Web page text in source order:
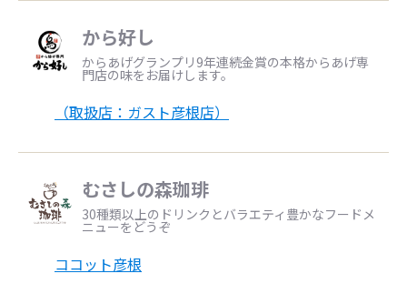
から好し
からあげグランプリ9年連続金賞の本格からあげ専
門店の味をお届けします。
（取扱店：ガスト彦根店）
むさしの森珈琲
30種類以上のドリンクとバラエティ豊かなフードメ
ニューをどうぞ
ココット彦根